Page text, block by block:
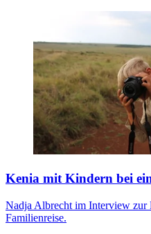
Kenia mit Kindern bei
Nadja Albrecht im Interview zur
Familienreise.